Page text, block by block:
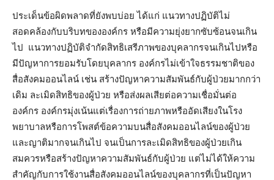
ประเด็นข้อผิดพลาดที่ยังพบบ่อย ได้แก่ แนวทางปฏิบัติไม่
สอดคล้องกับบริบทขององค์กร หรือมีความยุ่งยากซับซ้อนจนเกิน
ไป แนวทางปฏิบัติจำกัดสิทธิเสรีภาพของบุคลากรจนเกินไปหรือ
มีปัญหาการยอมรับโดยบุคลากร องค์กรไม่เข้าใจธรรมชาติของ
สื่อสังคมออนไลน์ เช่น สร้างปัญหาความสัมพันธ์กับผู้ป่วยมากกว่า
เดิม ละเมิดสิทธิของผู้ป่วย หรือส่งผลเสียต่อความเชื่อมั่นต่อ
องค์กร องค์กรมุ่งเน้นแต่เรื่องการถ่ายภาพหรืออัดเสียงในโรง
พยาบาลหรือการโพสต์ข้อความบนสื่อสังคมออนไลน์ของผู้ป่วย
และญาติมากจนเกินไป จนเป็นการละเมิดสิทธิของผู้ป่วยเกิน
สมควรหรือสร้างปัญหาความสัมพันธ์กับผู้ป่วย แต่ไม่ได้ให้ความ
สำคัญกับการใช้งานสื่อสังคมออนไลน์ของบุคลากรที่เป็นปัญหา